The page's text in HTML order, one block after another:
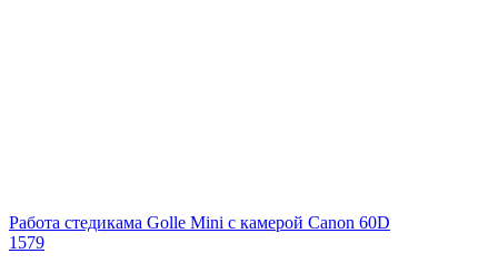
Работа стедикама Golle Mini с камерой Canon 60D
1579